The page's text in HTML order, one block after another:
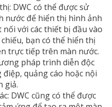
DWC có thể được sử
nước để hiển thị hình ảnh
với các thiết bị đầu vào
bạn có thể hiển thị
trực tiếp trên màn nước.
pháp trình diễn độc
quảng cáo hoặc nội
giả.
DWC cũng có thể được